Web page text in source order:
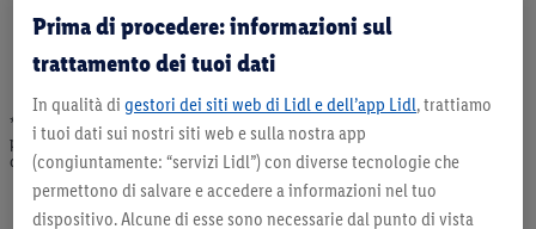
* Offerta valida fino ad esaurimento scorte. Tutti i prezzi senza decorazioni. I
prodotti qui reclamizzati, soprattutto quelli non-food, non fanno sempre parte
dell’assortimento. Ill. dimostrativa.
Prima di procedere: informazioni sul
trattamento dei tuoi dati
In qualità di gestori dei siti web di Lidl e dell’app Lidl, trattiamo
i tuoi dati sui nostri siti web e sulla nostra app
(congiuntamente: “servizi Lidl”) con diverse tecnologie che
permettono di salvare e accedere a informazioni nel tuo
dispositivo. Alcune di esse sono necessarie dal punto di vista